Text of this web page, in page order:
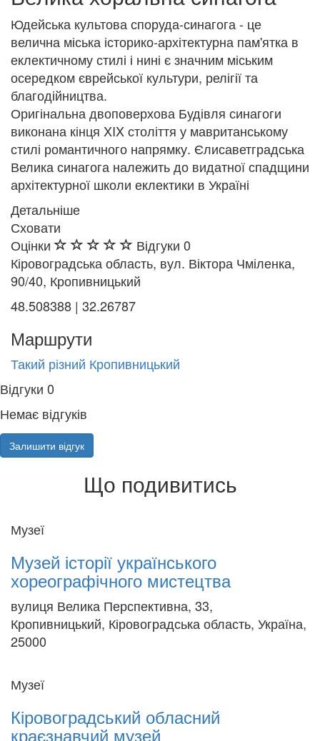
Юдейська культова споруда-синагога - це
велична міська історико-архітектурна пам'ятка в
еклектичному стилі і нині є значним міським
осередком єврейської культури, релігії та
благодійництва.
Оригінальна двоповерхова Будівля синагоги
виконана кінця XIX століття у мавританському
стилі романтичного напрямку. Єлисаветградська
Велика синагога належить до видатної спадщини
архітектурної школи еклектики в Україні
Детальніше
Сховати
Оцінки
Відгуки 0
Кіровоградська область, вул. Віктора Чміленка,
90/40, Кропивницький
48.508388 | 32.26787
Маршрути
Такий різний Кропивницький
Відгуки 0
Немає відгуків
Залишити відгук
Що подивитись
Музеї
Музей історії українського
хореографічного мистецтва
вулиця Велика Перспективна, 33,
Кропивницький, Кіровоградська область, Україна,
25000
Музеї
Кіровоградський обласний
краєзнавчий музей